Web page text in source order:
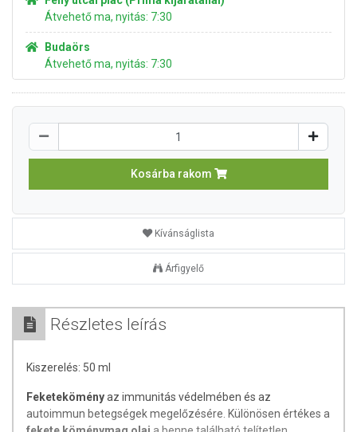
Átvehető ma, nyitás: 7:30
Budaörs
Átvehető ma, nyitás: 7:30
Kosárba rakom
Kívánságlista
Árfigyelő
Részletes leírás
Kiszerelés: 50 ml
Feketeköményaz immunitás védelmében és az
autoimmun betegségek megelőzésére. Különösen értékes a